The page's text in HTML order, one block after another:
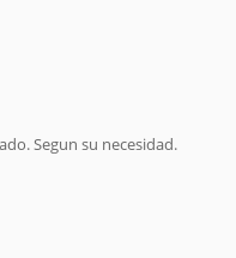
Segun su necesidad.